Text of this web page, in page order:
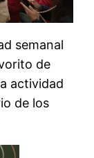
semanal
de
actividad
de los